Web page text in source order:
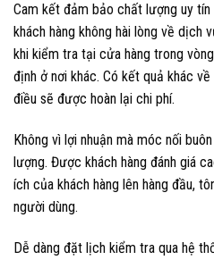
Cam kết đảm bảo chất lượng uy tín
khách hàng không hài lòng về dịch
khi kiểm tra tại cửa hàng trong
định ở nơi khác. Có kết quả khác
điều sẽ được hoàn lại chi phí.
Không vì lợi nhuận mà móc nối
lượng. Được khách hàng đánh giá
ích của khách hàng lên hàng đầu,
người dùng.
Dễ dàng đặt lịch kiểm tra qua hệ